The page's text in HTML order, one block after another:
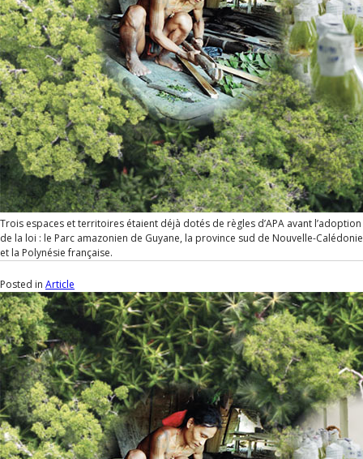
Trois espaces et territoires étaient déjà dotés de règles d’APA avant l’adoption
de la loi : le Parc amazonien de Guyane, la province sud de Nouvelle-Calédonie
et la Polynésie française.
Posted in Article